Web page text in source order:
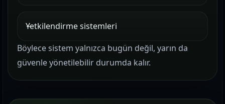
Yetkilendirme sistemleri
Böylece sistem yalnızca bugün değil, yarın da
güvenle yönetilebilir durumda kalır.